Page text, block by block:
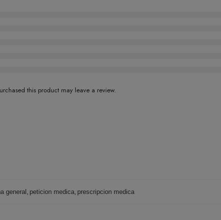
this product may leave a review.
general peticion medica prescripcion medica